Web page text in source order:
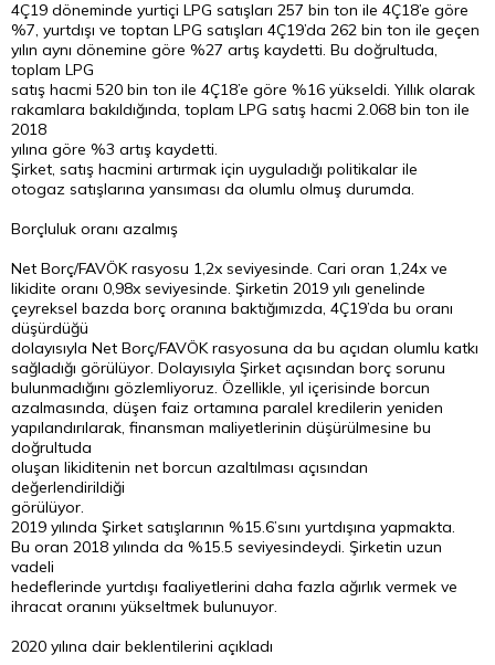
4Ç19 döneminde yurtiçi LPG satışları 257 bin ton ile 4Ç18’e göre
%7, yurtdışı ve toptan LPG satışları 4Ç19’da 262 bin ton ile geçen
yılın aynı dönemine göre %27 artış kaydetti. Bu doğrultuda,
toplam LPG
satış hacmi 520 bin ton ile 4Ç18’e göre %16 yükseldi. Yıllık olarak
rakamlara bakıldığında, toplam LPG satış hacmi 2.068 bin ton ile
2018
yılına göre %3 artış kaydetti.
Şirket, satış hacmini artırmak için uyguladığı politikalar ile
otogaz satışlarına yansıması da olumlu olmuş durumda.
Borçluluk oranı azalmış
Net Borç/FAVÖK rasyosu 1,2x seviyesinde. Cari oran 1,24x ve
likidite oranı 0,98x seviyesinde. Şirketin 2019 yılı genelinde
çeyreksel bazda borç oranına baktığımızda, 4Ç19’da bu oranı
düşürdüğü
dolayısıyla Net Borç/FAVÖK rasyosuna da bu açıdan olumlu katkı
sağladığı görülüyor. Dolayısıyla Şirket açısından borç sorunu
bulunmadığını gözlemliyoruz. Özellikle, yıl içerisinde borcun
azalmasında, düşen faiz ortamına paralel kredilerin yeniden
yapılandırılarak, finansman maliyetlerinin düşürülmesine bu
doğrultuda
oluşan likiditenin net borcun azaltılması açısından
değerlendirildiği
görülüyor.
2019 yılında Şirket satışlarının %15.6’sını yurtdışına yapmakta.
Bu oran 2018 yılında da %15.5 seviyesindeydi. Şirketin uzun
vadeli
hedeflerinde yurtdışı faaliyetlerini daha fazla ağırlık vermek ve
ihracat oranını yükseltmek bulunuyor.
2020 yılına dair beklentilerini açıkladı